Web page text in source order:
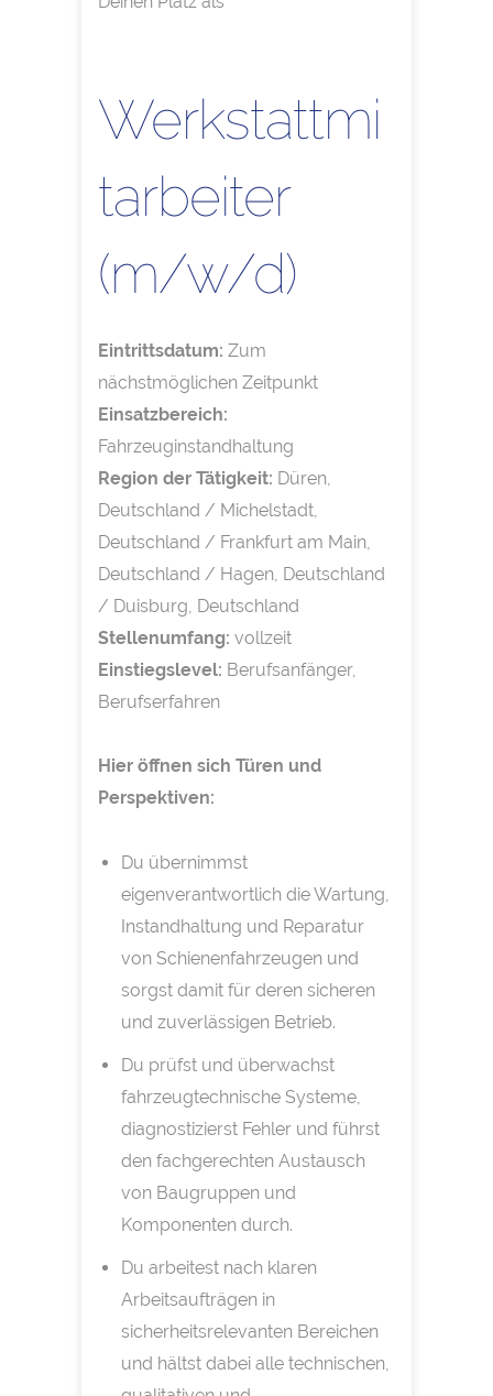
Werkstattmi
tarbeiter
(m/w/d)
Eintrittsdatum: Zum
nächstmöglichen Zeitpunkt
Einsatzbereich:
Fahrzeuginstandhaltung
Region der Tätigkeit: Düren,
Deutschland / Michelstadt,
Deutschland / Frankfurt am Main,
Deutschland / Hagen, Deutschland
/ Duisburg, Deutschland
Stellenumfang: vollzeit
Einstiegslevel: Berufsanfänger,
Berufserfahren
Hier öffnen sich Türen und
Perspektiven:
Du übernimmst
eigenverantwortlich die Wartung,
Instandhaltung und Reparatur
von Schienenfahrzeugen und
sorgst damit für deren sicheren
und zuverlässigen Betrieb.
Du prüfst und überwachst
fahrzeugtechnische Systeme,
diagnostizierst Fehler und führst
den fachgerechten Austausch
von Baugruppen und
Komponenten durch.
Du arbeitest nach klaren
Arbeitsaufträgen in
sicherheitsrelevanten Bereichen
und hältst dabei alle technischen,